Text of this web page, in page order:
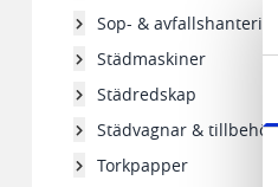
Sop- & avfallshantering
Städmaskiner
Städredskap
Städvagnar & tillbehör
Torkpapper